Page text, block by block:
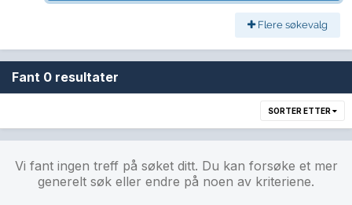
Flere søkevalg
Fant 0 resultater
SORTER ETTER
Vi fant ingen treff på søket ditt. Du kan forsøke et mer
generelt søk eller endre på noen av kriteriene.